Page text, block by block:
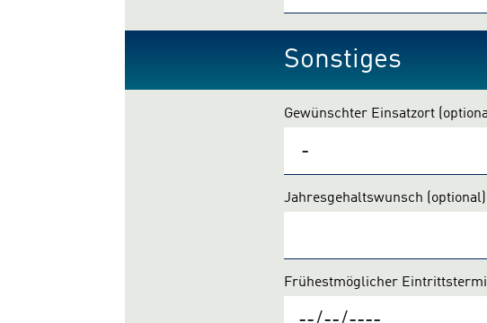
Sonstiges
Gewünschter Einsatzort
Jahresgehaltswunsch (optional)
Frühestmöglicher